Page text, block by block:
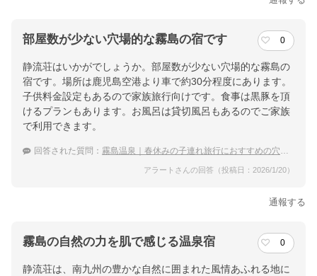
部屋数が少ない穴場的な霧島の宿です 0
静流荘はいかがでしょうか。部屋数が少ない穴場的な霧島の
宿です。場所は鹿児島空港より車で約30分程度にあります。
子供料金設定もあるので家族旅行向けです。食事は黒豚を頂
けるプランもあります。お風呂は貸切風呂もあるのでご家族
で利用できます。
回答された質問： 霧島温泉｜春休みの子連れ旅行におすすめの穴場な宿は？
アラートさんの回答（投稿日：2026/1/20）
通報する
霧島の自然の力を肌で感じる温泉宿 0
静流荘は、南九州の豊かな自然に囲まれた風情あふれる地に